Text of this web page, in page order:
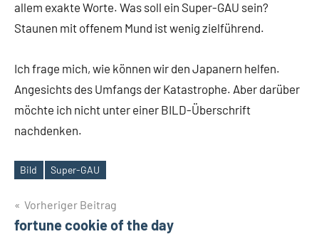
allem exakte Worte. Was soll ein Super-GAU sein?
Staunen mit offenem Mund ist wenig zielführend.
Ich frage mich, wie können wir den Japanern helfen.
Angesichts des Umfangs der Katastrophe. Aber darüber
möchte ich nicht unter einer BILD-Überschrift
nachdenken.
Schlagwörter
Bild Super-GAU
Beitragsnavigation
Vorheriger Beitrag
fortune cookie of the day